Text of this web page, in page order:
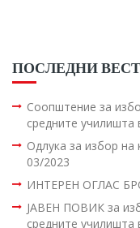
ПОСЛЕДНИ
Соопштение за
средните
Одлука за избор на
03/2023
ИНТЕРЕН ОГЛАС
ЈАВЕН ПОВИК за
средните